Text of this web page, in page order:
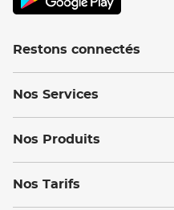
Restons connectés
Nos Services
Nos Produits
Nos Tarifs